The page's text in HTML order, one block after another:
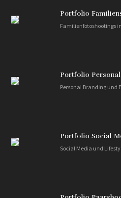
Portfolio
Familienfotoshootings
Portfolio
Personal Branding und
Portfolio Social
Social Media und